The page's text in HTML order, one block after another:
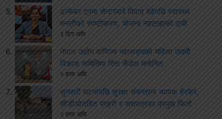
ढल्केबर ट्रमा सेन्टरबारे विवाद बढेपछि स्वास्थ्य
मन्त्रीको स्पष्टीकरण, योजना नहटाइएको दाबी
३ दिन अघि
नेपाल उद्योग वाणिज्य महासङ्घको महिला उद्यमी
विकास समितिमा रिता कँडेल मनोनित
२ हप्ता अघि
सुनसरी घटनापछि सुरक्षा संयन्त्रमा व्यापक हेरफेर,
सीडीओसहित प्रहरी र सशस्त्रका प्रमुख फिर्ता
२ हप्ता अघि